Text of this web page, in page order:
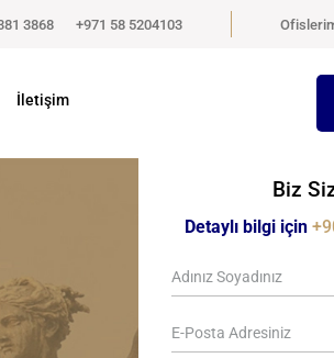
3868 +971 58 5204103
İletişim
Biz
Detaylı bilgi için